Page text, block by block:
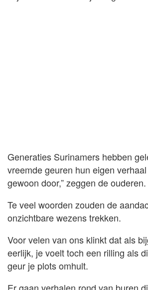
Generaties Surinamers hebben
vreemde geuren hun eigen
gewoon door,” zeggen de ouderen.
Te veel woorden zouden de
onzichtbare wezens trekken.
Voor velen van ons klinkt dat als
eerlijk, je voelt toch een rilling als
geur je plots omhult.